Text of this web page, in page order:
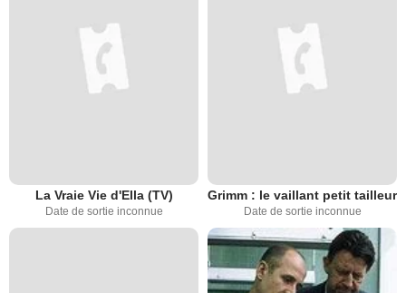
La Vraie Vie d'Ella (TV)
Date de sortie inconnue
Grimm : le vaillant petit tailleur
Date de sortie inconnue